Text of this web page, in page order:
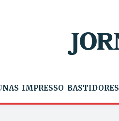
IMPRESSO BASTIDORES